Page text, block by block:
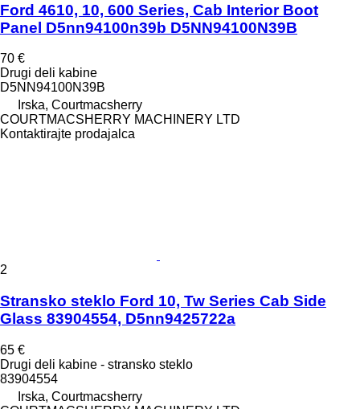
Ford 4610, 10, 600 Series, Cab Interior Boot
Panel D5nn94100n39b D5NN94100N39B
70 €
Drugi deli kabine
D5NN94100N39B
Irska, Courtmacsherry
COURTMACSHERRY MACHINERY LTD
Kontaktirajte prodajalca
2
Stransko steklo Ford 10, Tw Series Cab Side
Glass 83904554, D5nn9425722a
65 €
Drugi deli kabine - stransko steklo
83904554
Irska, Courtmacsherry